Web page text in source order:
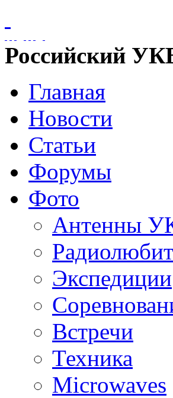
Российский
Главная
Новости
Статьи
Форумы
Фото
Антенны
Экспедиции
Встречи
Техника
Microwaves